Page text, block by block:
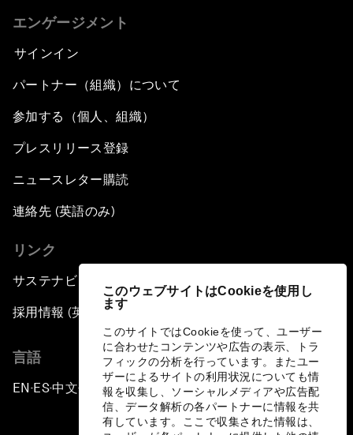
このウェブサイトはCookieを使用し
ます
このサイトではCookieを使って、ユーザー
に合わせたコンテンツや広告の表示、トラ
フィックの分析を行っています。またユー
ザーによるサイトの利用状況についても情
報を収集し、ソーシャルメディアや広告配
信、データ解析の各パートナーに情報を共
有しています。ここで収集された情報は、
エンゲージメント
サインイン
パートナー（組織）について
参加する（個人、組織）
プレスリリース登録
ニュースレター購読
連絡先 (英語のみ)
リンク
サステナビリティへの取り組み
採用情報 (英語のみ)
言語
EN ▪ES▪中文▪ 日本語